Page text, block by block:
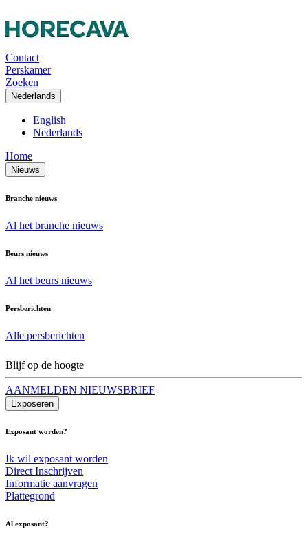
Contact
Perskamer
Zoeken
Nederlands
English
Nederlands
Home
Nieuws
Branche nieuws
Al het branche nieuws
Beurs nieuws
Al het beurs nieuws
Persberichten
Alle persberichten
Blijf op de hoogte
AANMELDEN NIEUWSBRIEF
Exposeren
Exposant worden?
Ik wil exposant worden
Direct Inschrijven
Informatie aanvragen
Plattegrond
Al exposant?